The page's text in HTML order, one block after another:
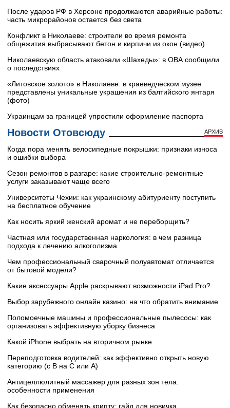
После ударов РФ в Херсоне продолжаются аварийные работы:
часть микрорайонов остается без света
Конфликт в Николаеве: строители во время ремонта
общежития выбрасывают бетон и кирпичи из окон (видео)
Николаевскую область атаковали «Шахеды»: в ОВА сообщили
о последствиях
«Литовское золото» в Николаеве: в краеведческом музее
представлены уникальные украшения из балтийского янтаря
(фото)
Украинцам за границей упростили оформление паспорта
Новости Отовсюду АРХИВ
Когда пора менять велосипедные покрышки: признаки износа
и ошибки выбора
Сезон ремонтов в разгаре: какие строительно-ремонтные
услуги заказывают чаще всего
Университеты Чехии: как украинскому абитуриенту поступить
на бесплатное обучение
Как носить яркий женский аромат и не переборщить?
Частная или государственная наркология: в чем разница
подхода к лечению алкоголизма
Чем профессиональный сварочный полуавтомат отличается
от бытовой модели?
Какие аксессуары Apple раскрывают возможности iPad Pro?
Выбор зарубежного онлайн казино: на что обратить внимание
Поломоечные машины и профессиональные пылесосы: как
организовать эффективную уборку бизнеса
Какой iPhone выбрать на вторичном рынке
Переподготовка водителей: как эффективно открыть новую
категорию (с B на C или А)
Антицеллюлитный массажер для разных зон тела:
особенности применения
Как безопасно обменять крипту: гайд для новичка